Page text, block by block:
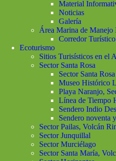
Material
Noticias
Galería
Área Marina de Manejo
Corredor
Ecoturismo
Sitios Turisísticos en el
Sector Santa Rosa
Sector Santa Rosa
Museo Histórico
Playa Naranjo,
Línea de Tiempo
Sendero Indio
Sendero noventa
Sector Pailas, Volcán
Sector Junquillal
Sector Murciélago
Sector Santa María,